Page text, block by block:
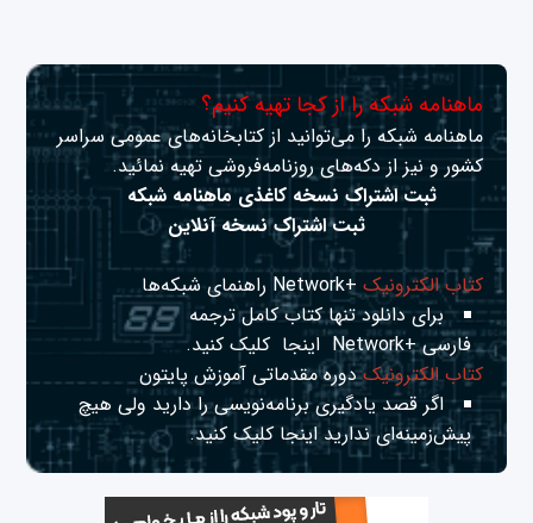
ماهنامه شبکه را از کجا تهیه کنیم؟
ماهنامه شبکه را می‌توانید از کتابخانه‌های عمومی سراسر
کشور و نیز از دکه‌های روزنامه‌فروشی تهیه نمائید.
ثبت اشتراک نسخه کاغذی ماهنامه شبکه
ثبت اشتراک نسخه آنلاین
کتاب الکترونیک+Network راهنمای شبکه‌ها
برای دانلود تنها کتاب کامل ترجمه
فارسی +Network
اینجا کلیک کنید.
کتاب الکترونیکدوره مقدماتی آموزش پایتون
اگر قصد یادگیری برنامه‌نویسی را دارید ولی هیچ
پیش‌زمینه‌ای نداریداینجا کلیک کنید.